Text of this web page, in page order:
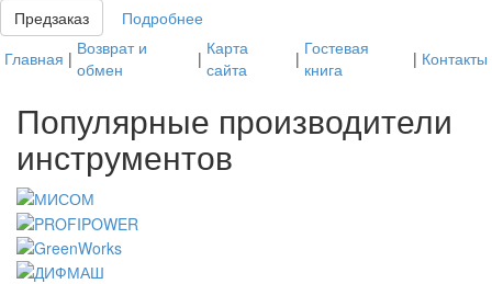
Предзаказ
Подробнее
Главная | Возврат и
обмен
| Карта
сайта
| Гостевая
книга
| Контакты
Популярные производители
инструментов